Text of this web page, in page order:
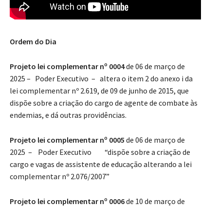
Ordem do Dia
Projeto lei complementar nº 0004de 06 de março de
2025 – Poder Executivo – altera o item 2 do anexo i da
lei complementar nº 2.619, de 09 de junho de 2015, que
dispõe sobre a criação do cargo de agente de combate às
endemias, e dá outras providências.
Projeto lei complementar nº 0005 de 06 de março de
2025 – Poder Executivo “dispõe sobre a criação de
cargo e vagas de assistente de educação alterando a lei
complementar nº 2.076/2007”
Projeto lei complementar nº 0006de 10 de março de